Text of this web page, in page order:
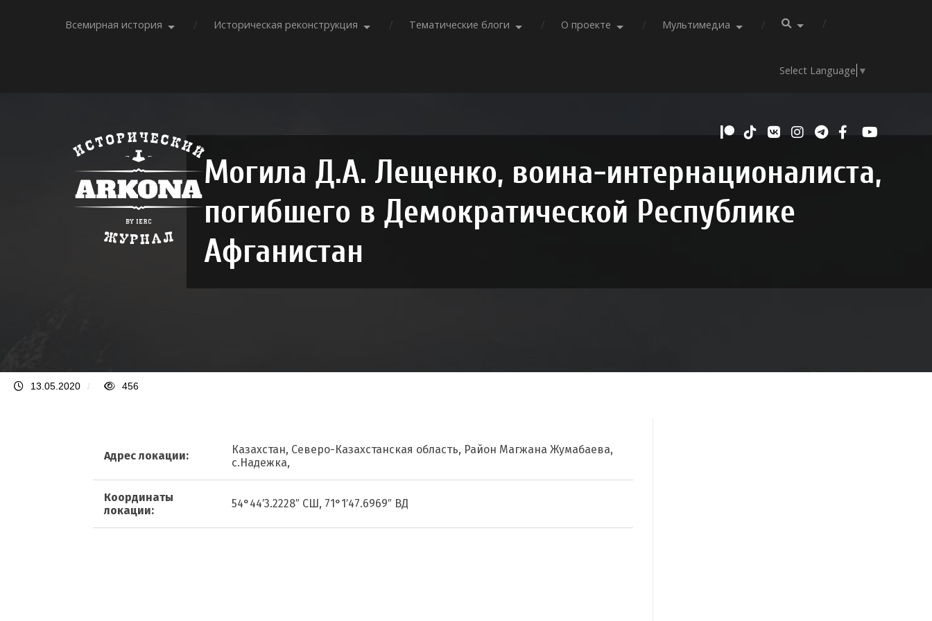
Всемирная история Историческая реконструкция Тематические блоги О проекте Мультимедиа
Select Language ▼
Могила Д.А. Лещенко, воина-интернационалиста,
погибшего в Демократической Республике
Афганистан
13.05.2020 / 456
Адрес локации:
Казахстан, Северо-Казахстанская область, Район Магжана Жумабаева,
с.Надежка,
Координаты
локации:
54°44′3.2228″ СШ, 71°1′47.6969″ ВД